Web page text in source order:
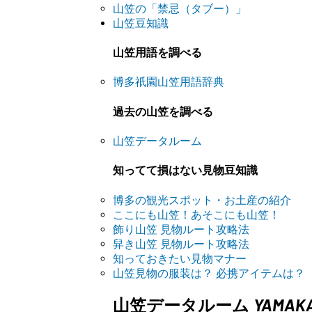
山笠の「禁忌（タブー）」
山笠豆知識
山笠用語を調べる
博多祇園山笠用語辞典
過去の山笠を調べる
山笠データルーム
知ってて損はない見物豆知識
博多の観光スポット・お土産の紹介
ここにも山笠！あそこにも山笠！
飾り山笠 見物ルート攻略法
舁き山笠 見物ルート攻略法
知っておきたい見物マナー
山笠見物の服装は？ 必携アイテムは？
山笠データルーム